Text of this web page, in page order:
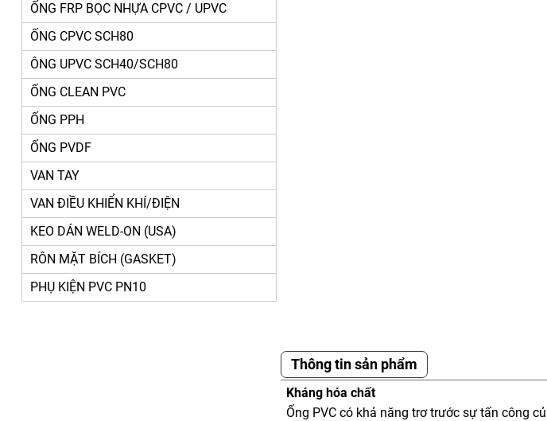
ỐNG FRP BỌC NHỰA CPVC / UPVC
ỐNG CPVC SCH80
ÔNG UPVC SCH40/SCH80
ỐNG CLEAN PVC
ỐNG PPH
ỐNG PVDF
VAN TAY
VAN ĐIỀU KHIỂN KHÍ/ĐIỆN
KEO DÁN WELD-ON (USA)
RÔN MẶT BÍCH (GASKET)
PHỤ KIỆN PVC PN10
Thông tin sản phẩm
Kháng hóa chất
Ống PVC có khả năng trơ trước sự tấn công